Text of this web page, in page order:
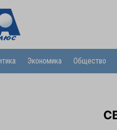
Экономика Общество